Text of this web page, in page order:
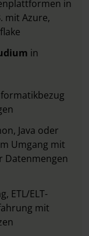
in
mit Azure,
in
Java oder
Umgang mit
Datenmengen
ETL/ELT-
mit